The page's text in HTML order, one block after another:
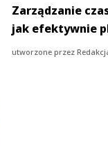
Zarządzanie
jak efektywnie
utworzone przez